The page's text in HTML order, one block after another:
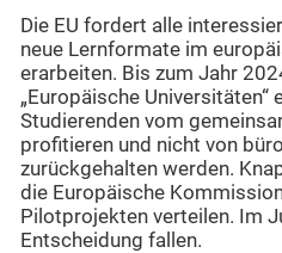
Die EU fordert alle
neue Lernformate im
erarbeiten. Bis zum Jahr
„Europäische Universitäten“
Studierenden vom
profitieren und nicht von
zurückgehalten werden.
die Europäische
Pilotprojekten verteilen. Im
Entscheidung fallen.